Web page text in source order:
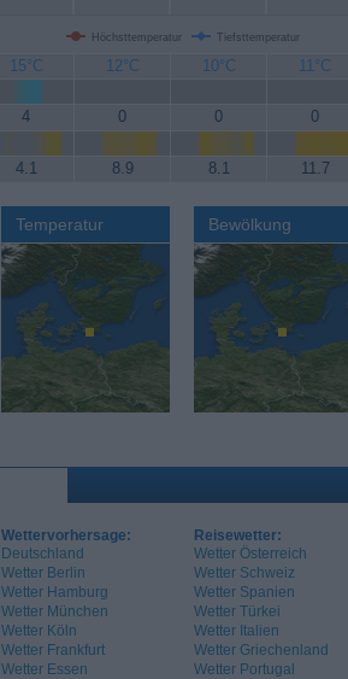
Höchsttemperatur Tiefsttemperatur
15°C 12°C 10°C 11°C
4 0 0 0
4.1 8.9 8.1 11.7
Temperatur Bewölkung
Wettervorhersage:
Deutschland
Wetter Berlin
Wetter Hamburg
Wetter München
Wetter Köln
Wetter Frankfurt
Wetter Essen
Reisewetter:
Wetter Österreich
Wetter Schweiz
Wetter Spanien
Wetter Türkei
Wetter Italien
Wetter Griechenland
Wetter Portugal